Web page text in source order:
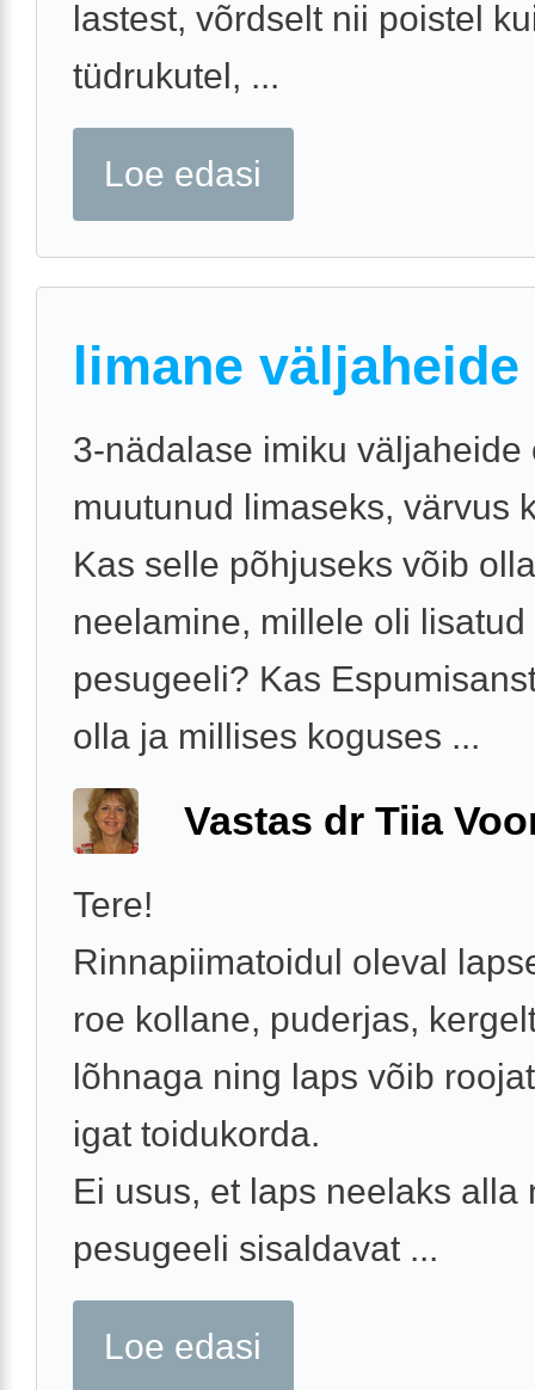
lastest, võrdselt nii poistel
tüdrukutel, ...
Loe edasi
limane väljaheide
3-nädalase imiku väljaheide
muutunud limaseks, värvus
Kas selle põhjuseks võib
neelamine, millele oli
pesugeeli? Kas
olla ja millises koguses ...
Vastas dr Tiia
Tere!
Rinnapiimatoidul oleval
roe kollane, puderjas,
lõhnaga ning laps võib
igat toidukorda.
Ei usus, et laps neelaks alla
pesugeeli sisaldavat ...
Loe edasi